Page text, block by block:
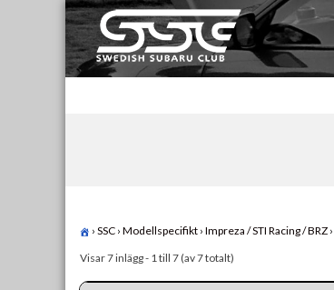
Skip
to
content
Swedish Subaru Club
För oss som älskar Subaru!
› SSC › Modellspecifikt › Impreza / STI Racing / BRZ ›
Visar 7 inlägg - 1 till 7 (av 7 totalt)